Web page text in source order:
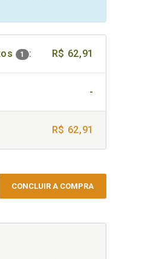
1 : R$ 62,91
-
R$ 62,91
CONCLUIR A COMPRA